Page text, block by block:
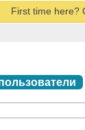
First time here?